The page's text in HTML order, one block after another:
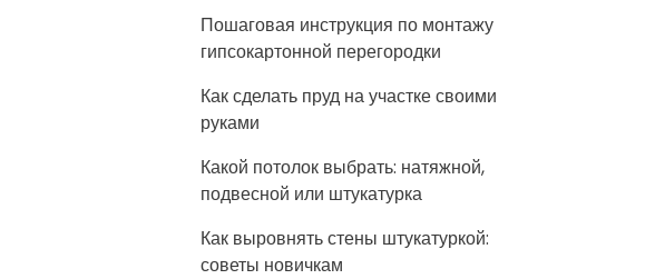
Пошаговая инструкция по монтажу
гипсокартонной перегородки
Как сделать пруд на участке своими
руками
Какой потолок выбрать: натяжной,
подвесной или штукатурка
Как выровнять стены штукатуркой:
советы новичкам